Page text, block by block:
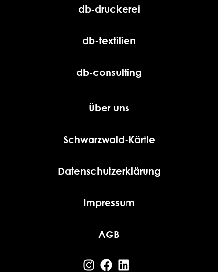
db-druckerei
db-textilien
db-consulting
Über uns
Schwarzwald-Kärtle
Datenschutzerklärung
Impressum
AGB